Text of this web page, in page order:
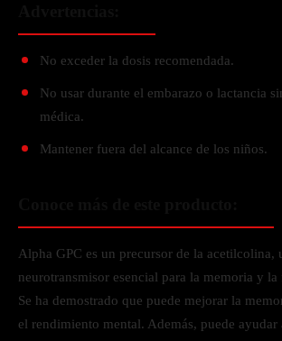
No exceder la dosis recomendada.
No usar durante el embarazo o lactancia
médica.
Mantener fuera del alcance de los niños.
Alpha GPC es un precursor de la acetilcolina,
neurotransmisor esencial para la memoria y
Se ha demostrado que puede mejorar la
el rendimiento mental. Además, puede ayudar